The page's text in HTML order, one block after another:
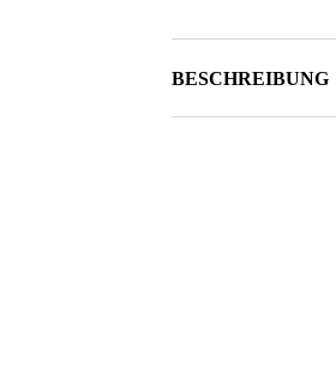
BESCHREIBUNG